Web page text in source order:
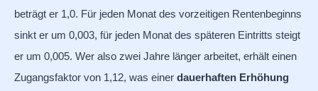
beträgt er 1,0. Für jeden Monat des vorzeitigen Rentenbeginns
sinkt er um 0,003, für jeden Monat des späteren Eintritts steigt
er um 0,005. Wer also zwei Jahre länger arbeitet, erhält einen
Zugangsfaktor von 1,12, was einer dauerhaften Erhöhung